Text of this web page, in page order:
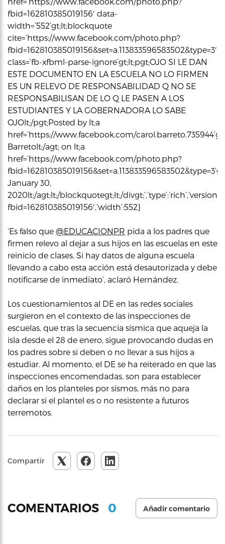
fbid=162810385019156′ data-
width=’552’gt;lt;blockquote
cite=’https://www.facebook.com/photo.php?
fbid=162810385019156&set=a.113833596583502&type=3′
class=’fb-xfbml-parse-ignore’gt;lt;pgt;OJO SI LE DAN
ESTE DOCUMENTO EN LA ESCUELA NO LO FIRMEN
ES UN RELEVO DE RESPONSABILIDAD Q NO SE
RESPONSABILISAN DE LO Q LE PASEN A LOS
ESTUDIANTES Y LA GOBERNADORA LO SABE
OJOlt;/pgt;Posted by lt;a
href=’https://www.facebook.com/
Barretolt;/agt; on lt;a
href=’https://www.facebook.com/photo.php?
January 30,
2020lt;/agt;lt;/blockquotegt;lt;/
fbid=162810385019156′,’width’:552}
‘Es falso que @EDUCACIONPR pida a los padres que
firmen relevo al dejar a sus hijos en las escuelas en este
reinicio de clases. Si hay datos de alguna escuela
llevando a cabo esta acción está desautorizada y debe
notificarse de inmediato’, aclaró Hernández.
Los cuestionamientos al DE en las redes sociales
surgieron en el contexto de las inspecciones de
escuelas, que tras la secuencia sísmica que aqueja la
isla desde el 28 de enero, sigue provocando dudas en
los padres sobre si deben o no llevar a sus hijos a
estudiar. Al momento, el DE se ha reiterado en que las
inspecciones encomendadas, son para establecer
daños en los planteles por sismos, más no para
declarar si el plantel es o no resistente a futuros
terremotos.
Compartir
COMENTARIOS 0 Añadir comentario